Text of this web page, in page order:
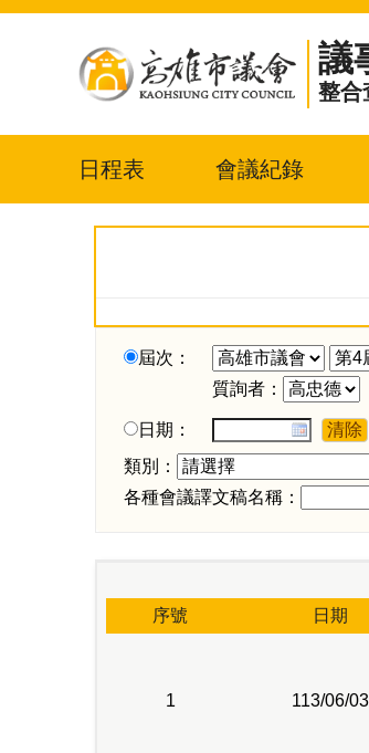
議
整合
日程表 會議紀錄
屆次：
質詢者：
日期：
類別：
各種會議譯文稿名稱：
序號 日期
1 113/06/03